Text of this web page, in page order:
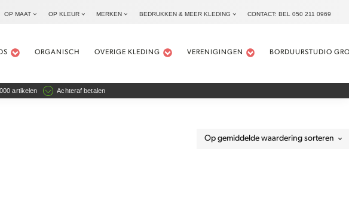
OP MAAT OP KLEUR MERKEN BEDRUKKEN & MEER KLEDING CONTACT: BEL 050 211 0969
ORGANISCH OVERIGE KLEDING VERENIGINGEN BORDUURSTUDIO
artikelen Achteraf betalen